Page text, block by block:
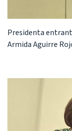
Presidenta
Armida Aguirre